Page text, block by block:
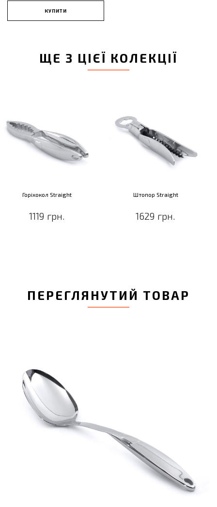
КУПИТИ
ЩЕ З ЦІЄЇ КОЛЕКЦІЇ
Горіхокол Straight
1119 грн.
Штопор Straight
1629 грн.
ПЕРЕГЛЯНУТИЙ ТОВАР